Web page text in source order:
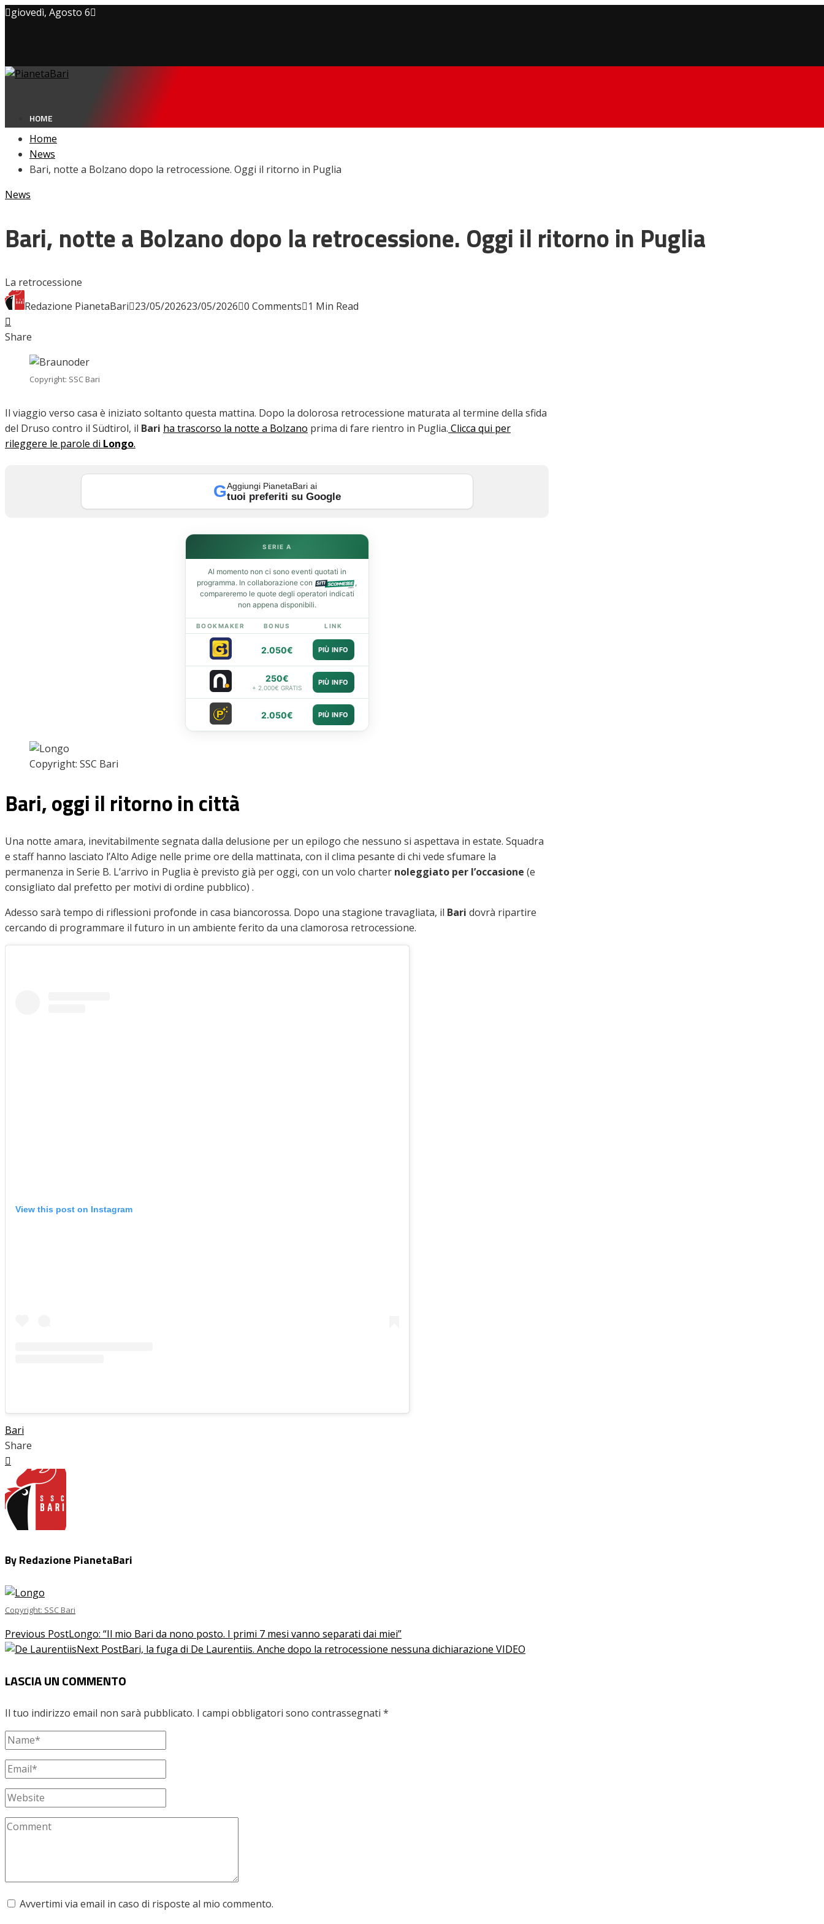
giovedì, Agosto 6
Cookie Policy
HOME
NEWS
Giovanili
Le pagelle
FOCUS
CALCIOMERCATO
Video
Home
News
Bari, notte a Bolzano dopo la retrocessione. Oggi il ritorno in Puglia
News
Bari, notte a Bolzano dopo la retrocessione. Oggi il ritorno in Puglia
La retrocessione
Redazione PianetaBari 23/05/202623/05/2026 0 Comments 1 Min Read
Facebook
Twitter
LinkedIn
Pinterest
Share
Copyright: SSC Bari
Il viaggio verso casa è iniziato soltanto questa mattina. Dopo la dolorosa retrocessione maturata al termine della sfida
del Druso contro il Südtirol, il Bari ha trascorso la notte a Bolzano prima di fare rientro in Puglia. Clicca qui per
rileggere le parole di Longo.
GAggiungi PianetaBari ai
tuoi preferiti su Google
SERIE A
Al momento non ci sono eventi quotati in
programma. In collaborazione con
,
compareremo le quote degli operatori indicati
non appena disponibili.
BOOKMAKER BONUS LINK
2.050€ PIÙ INFO
250€
+ 2.000€ GRATIS
PIÙ INFO
2.050€ PIÙ INFO
Copyright: SSC Bari
Bari, oggi il ritorno in città
Una notte amara, inevitabilmente segnata dalla delusione per un epilogo che nessuno si aspettava in estate. Squadra
e staff hanno lasciato l’Alto Adige nelle prime ore della mattinata, con il clima pesante di chi vede sfumare la
permanenza in Serie B. L’arrivo in Puglia è previsto già per oggi, con un volo charter noleggiato per l’occasione (e
consigliato dal prefetto per motivi di ordine pubblico) .
Adesso sarà tempo di riflessioni profonde in casa biancorossa. Dopo una stagione travagliata, il Bari dovrà ripartire
cercando di programmare il futuro in un ambiente ferito da una clamorosa retrocessione.
View this post on Instagram
Bari
Share
Facebook
Twitter
LinkedIn
Pinterest
By Redazione PianetaBari
Copyright: SSC Bari
Previous PostLongo: “Il mio Bari da nono posto. I primi 7 mesi vanno separati dai miei”
Next PostBari, la fuga di De Laurentiis. Anche dopo la retrocessione nessuna dichiarazione VIDEO
LASCIA UN COMMENTO
Il tuo indirizzo email non sarà pubblicato. I campi obbligatori sono contrassegnati *
Avvertimi via email in caso di risposte al mio commento.